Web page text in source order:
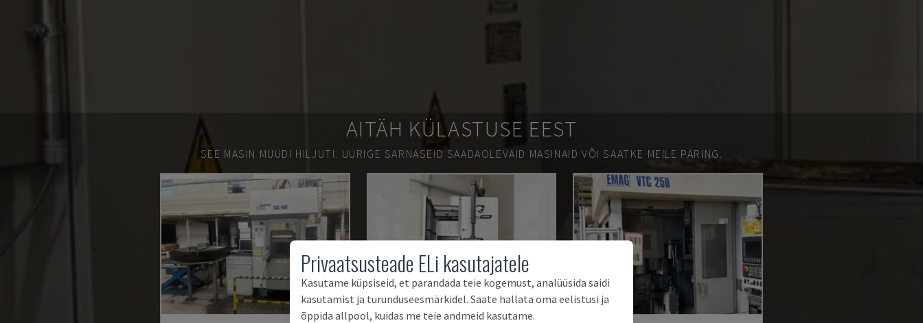
AITÄH KÜLASTUSE EEST
SEE MASIN MÜÜDI HILJUTI. UURIGE SARNASEID SAADAOLEVAID MASINAID VÕI SAATKE MEILE PÄRING.
Privaatsusteade ELi kasutajatele
Kasutame küpsiseid, et parandada teie kogemust, analüüsida saidi
kasutamist ja turunduseesmärkidel. Saate hallata oma eelistusi ja
õppida allpool, kuidas me teie andmeid kasutame.